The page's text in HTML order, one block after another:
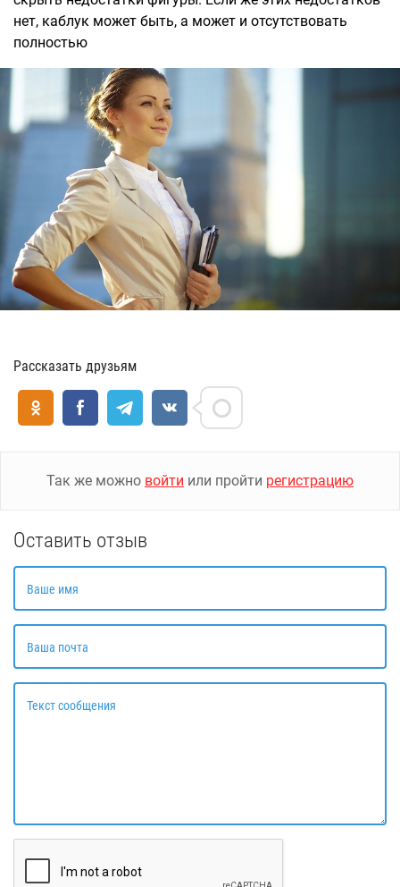
нет, каблук может быть, а может и отсутствовать
полностью
Рассказать друзьям
Так же можно войти или пройти регистрацию
Оставить отзыв
Ваше имя
Ваша почта
Текст сообщения